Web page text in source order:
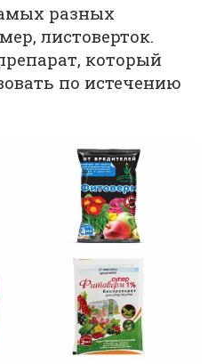
разных
листоверток.
который
по истечению